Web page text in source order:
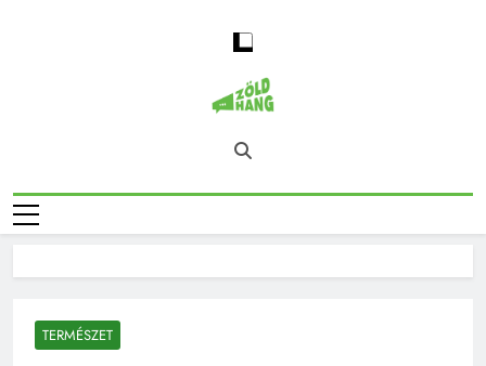
Magyarország
Zöld Hangja
Zöld Hang – Természet, Klímaváltozás,
Fenntarthatóság, Jövő
TERMÉSZET